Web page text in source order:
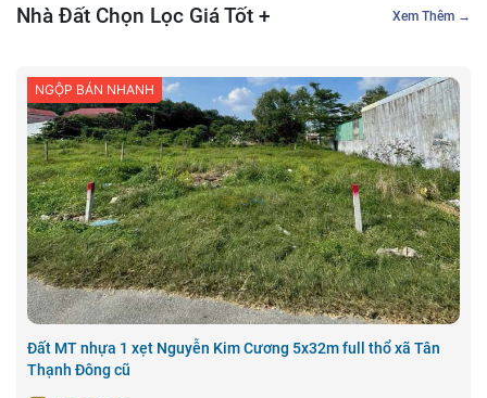
Nhà Đất Chọn Lọc Giá Tốt + Xem Thêm →
NGỘP BÁN NHANH
Đất MT nhựa 1 xẹt Nguyễn Kim Cương 5x32m full thổ xã Tân
Thạnh Đông cũ